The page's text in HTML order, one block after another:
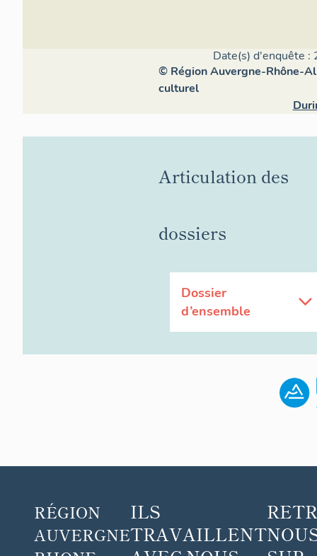
Date(s) d'enquête :
© Région Auvergne-Rhône-
culturel
Articulation des
dossiers
Dossier
d’ensemble
RÉGION
AUVERGNE
ILS
TRAVAILLENT